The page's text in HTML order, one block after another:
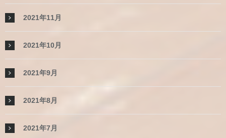
2021年11月
2021年10月
2021年9月
2021年8月
2021年7月